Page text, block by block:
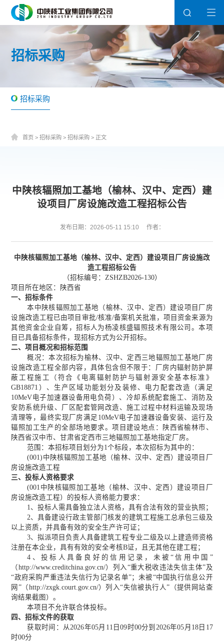
招标采购
招标采购
首页> 招标采购> 招标采购> 正文
中陕核辐照加工基地（榆林、汉中、定西）建
设项目厂房设施改造工程招标公告
发布日期：2026-05-11 15:10 作者：
中陕核辐照加工基地（榆林、汉中、定西）建设项目厂房设施改
造工程招标公告
（招标编号： ZSHZB2026-130）
项目所在地区：陕西省
一、招标条件
本 中陕核辐照加工基地（榆林、汉中、定西）建设项目厂房
设施改造工程 已由项目审批/核准/备案机关批准，项目资金来源为
其他资金企业自筹 ，招标人为杨凌核盛辐照技术有限公司 。本项
目已具备招标条件，现招标方式为公开招标。
二、项目概况和招标范围
概况 ：本次招标为榆林、汉中、定西三地辐照加工基地厂房
设施改造工程全部 内容，具体包含但不限于：厂房 内辐射防护屏
蔽工程施工（符合《电离辐射防护与辐射源安全基本标准》
GB18871）、生产区域功能划分及装修、电力配套改造（满足
10MeV电子加速器设备用电负荷）、冷却系统配套施工、消防及
安防系统升级、厂区配套管网改造、施工过程中材料运输及现场
清理等，最终实现厂房满足10MeV电子加速器设备安装、运行及
辐照加工生产的全部场地要求。项目建设地点 ：
陕西省榆林市、
陕西省汉中市、甘肃省定西市三地辐照加工基地指定厂房。
范围：本招标项目划分为1个标段，本次招标为其中的：
(001) 中陕核辐照加工基地（榆林、汉中、定西）建设项目厂
房设施改造工程
三、投标人资格要求
(001 中陕核辐照加工基地（榆林、汉中、定西）建设项目厂
房设施改造工程） 的投标人资格能力要求：
1、投标人需具备独立法人资格，具有合法有效的营业执照；
2、具备建设行政主管部门核发的建筑工程施工总承包三级及
以上资质，并具备有效的安全生产许可证；
3、拟派项目负责人具备建筑工程专业二级及以上建造师资格
注册在本企业，具有有效的安全考核B证，且无其他在建工程；
4、投标人具备良好的信用记录，未被“信用中国”
（http://www.creditchina.gov.cn/）列入“重大税收违法失信主体”及
“政府采购严重违法失信行为记录名单”；未被“中国执行信息公开
网”（http://zxgk.court.gov.cn/）列入“失信被执行人”（提供网站查
询结果截图）。
本项目不允许联合体投标。
四、招标文件的获取
获取时间 ：从2026年05月 11 日09时00分到2026年05月 18 日 17
时00分